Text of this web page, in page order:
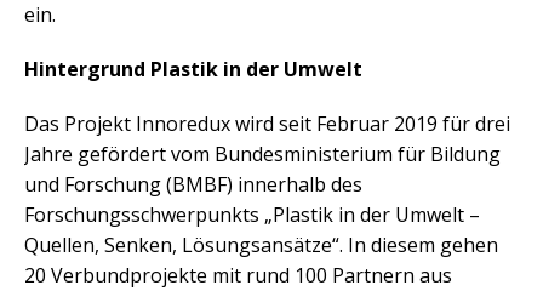
ein.
Hintergrund Plastik in der Umwelt
Das Projekt Innoredux wird seit Februar 2019 für drei
Jahre gefördert vom Bundesministerium für Bildung
und Forschung (BMBF) innerhalb des
Forschungsschwerpunkts „Plastik in der Umwelt –
Quellen, Senken, Lösungsansätze“. In diesem gehen
20 Verbundprojekte mit rund 100 Partnern aus